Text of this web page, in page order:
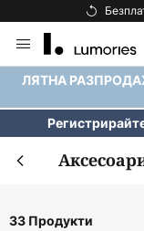
Прескачане
към
съдържанието
ЛЯТНА
33 Продукти